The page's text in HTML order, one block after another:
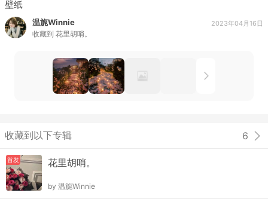
壁纸
温旎Winnie
收藏到 花里胡哨。
2023年04月16日
收藏到以下专辑 6
首发 花里胡哨。
by 温旎Winnie